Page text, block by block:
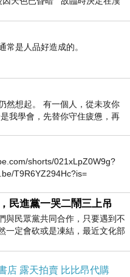
對部分有問題的會員
而為了加快處理速度，
需求請至客服信箱，
「相簿帳號」 ，我們
題！
常是人品好造成的。
然想起。 有一個人，從未攻你
我學會，先替你守住疲憊，再
shorts/021xLpZ0W9g?
T9R6YZ294Hc?is=
民進黨一哭二鬧三上吊
與民眾黨共同合作，只要遇到不
一定會砍或是凍結，最近文化部
plus預算，在110年
店 露天拍賣 比比昂代購